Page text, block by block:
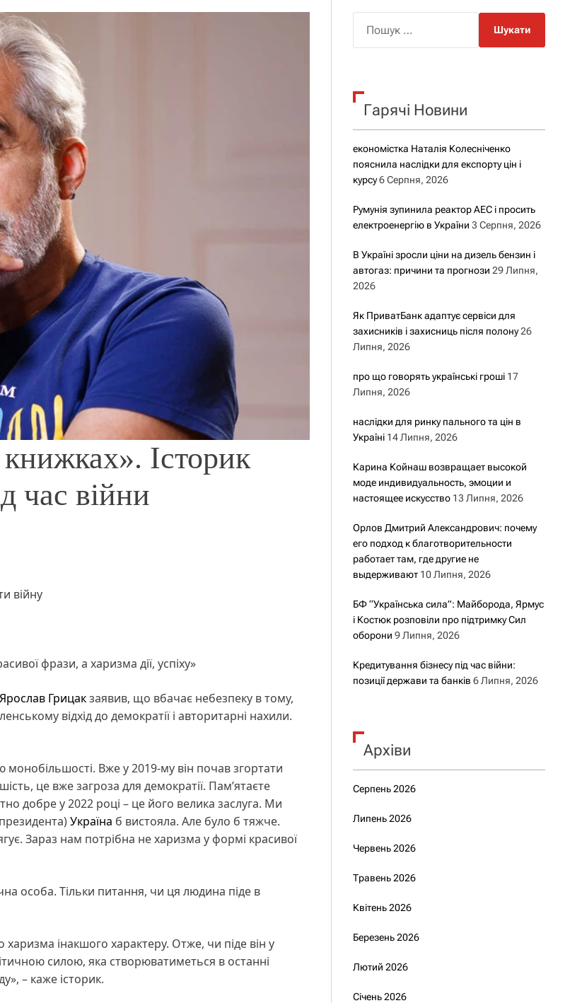
р
о
у
Історик
час війни
війну
фрази, а харизма дії, успіху»
Ярослав Грицакзаявив, що вбачає небезпеку в тому,
відхід до демократії і авторитарні нахили.
Вже у 2019-му він почав згортати
це вже загроза для демократії. Пам’ятаєте
добре у 2022 році – це його велика заслуга. Ми
Україна б вистояла. Але було б тяжче.
Зараз нам потрібна не харизма у формі красивої
особа. Тільки питання, чи ця людина піде в
інакшого характеру. Отже, чи піде він у
силою, яка створюватиметься в останні
– каже історик.
к
Гарячі Новини
економістка Наталія Колесніченко
пояснила наслідки для експорту цін і
курсу 6 Серпня, 2026
Румунія зупинила реактор АЕС і просить
електроенергію в України 3 Серпня, 2026
В Україні зросли ціни на дизель бензин і
автогаз: причини та прогнози 29 Липня,
2026
Як ПриватБанк адаптує сервіси для
захисників і захисниць після полону 26
Липня, 2026
про що говорять українські гроші 17
Липня, 2026
наслідки для ринку пального та цін в
Україні 14 Липня, 2026
Карина Койнаш возвращает высокой
моде индивидуальность, эмоции и
настоящее искусство 13 Липня, 2026
Орлов Дмитрий Александрович: почему
его подход к благотворительности
работает там, где другие не
выдерживают 10 Липня, 2026
БФ “Українська сила”: Майборода, Ярмус
і Костюк розповіли про підтримку Сил
оборони 9 Липня, 2026
Кредитування бізнесу під час війни:
позиції держави та банків 6 Липня, 2026
Архіви
Серпень 2026
Липень 2026
Червень 2026
Травень 2026
Квітень 2026
Березень 2026
Лютий 2026
Січень 2026